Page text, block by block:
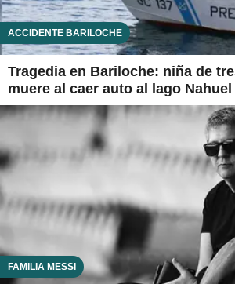
ACCIDENTE BARILOCHE
Tragedia en Bariloche: niña de
muere al caer auto al lago Nahuel
FAMILIA MESSI